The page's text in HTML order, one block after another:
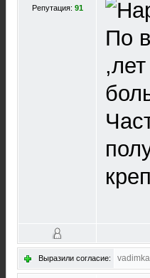
Репутация: 91
По
Выразили согласие: